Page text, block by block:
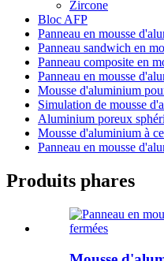
Zircone
Bloc AFP
Panneau en mousse
Panneau sandwich en
Panneau composite en
Panneau en mousse
Mousse d'aluminium
Simulation de mousse
Aluminium poreux
Mousse d'aluminium à
Panneau en mousse
Produits phares